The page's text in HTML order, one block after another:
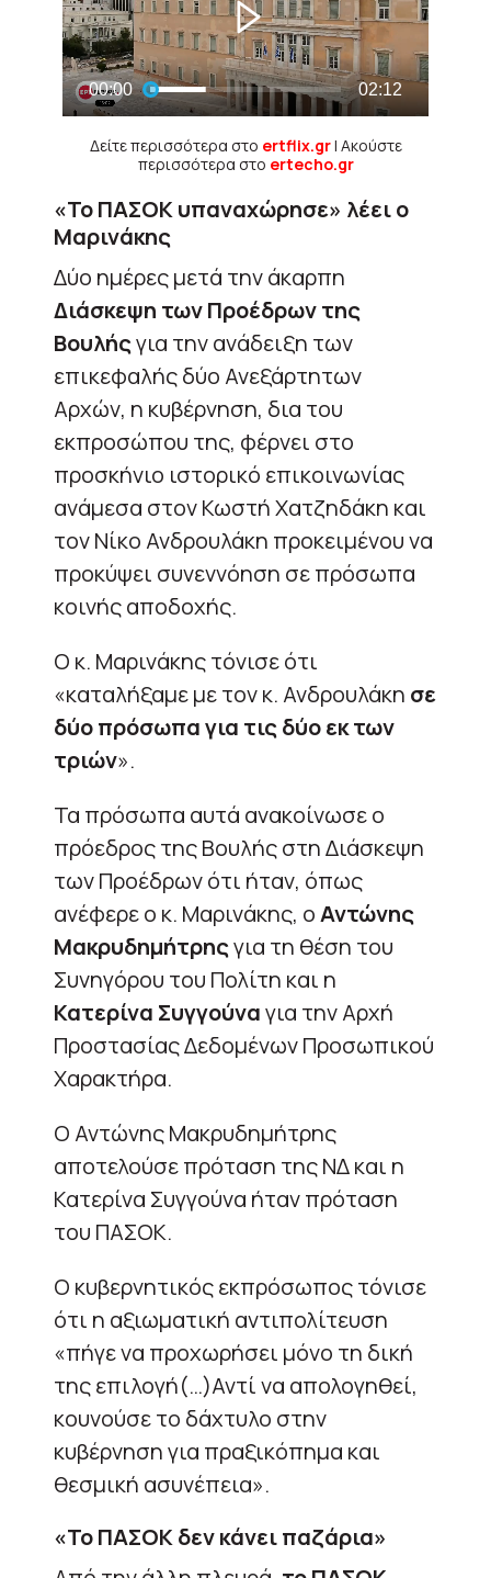
Δείτε περισσότερα στο ertflix.gr| Ακούστε
περισσότερα στο ertecho.gr
«Το ΠΑΣΟΚ υπαναχώρησε» λέει ο
Μαρινάκης
Δύο ημέρες μετά την άκαρπη
Διάσκεψη των Προέδρων της
Βουλήςγια την ανάδειξη των
επικεφαλής δύο Ανεξάρτητων
Αρχών, η κυβέρνηση, δια του
εκπροσώπου της, φέρνει στο
προσκήνιο ιστορικό επικοινωνίας
ανάμεσα στον Κωστή Χατζηδάκη και
τον Νίκο Ανδρουλάκη προκειμένου να
προκύψει συνεννόηση σε πρόσωπα
κοινής αποδοχής.
Ο κ. Μαρινάκης τόνισε ότι
«καταλήξαμε με τον κ. Ανδρουλάκη σε
δύο πρόσωπα για τις δύο εκ των
τριών».
Τα πρόσωπα αυτά ανακοίνωσε ο
πρόεδρος της Βουλής στη Διάσκεψη
των Προέδρων ότι ήταν, όπως
ανέφερε ο κ. Μαρινάκης, οΑντώνης
Μακρυδημήτρηςγια τη θέση του
Συνηγόρου του Πολίτη και η
Κατερίνα Συγγούναγια την Αρχή
Προστασίας Δεδομένων Προσωπικού
Χαρακτήρα.
Ο Αντώνης Μακρυδημήτρης
αποτελούσε πρόταση της ΝΔ και η
Κατερίνα Συγγούνα ήταν πρόταση
του ΠΑΣΟΚ.
Ο κυβερνητικός εκπρόσωπος τόνισε
ότι η αξιωματική αντιπολίτευση
«πήγε να προχωρήσει μόνο τη δική
της επιλογή(…)Αντί να απολογηθεί,
κουνούσε το δάχτυλο στην
κυβέρνηση για πραξικόπημα και
θεσμική ασυνέπεια».
«Το ΠΑΣΟΚ δεν κάνει παζάρια»